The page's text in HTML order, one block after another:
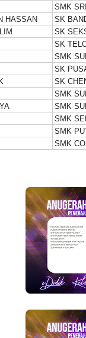
SMK
HASSAN
SK
SK
SK
SMK
SK
SK
SMK
SMK
SMK
SMK
SMK
BICARA
TIMBALAN
PENDIDIKAN
9 hari